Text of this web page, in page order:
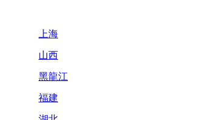
上海
山西
黑龍江
福建